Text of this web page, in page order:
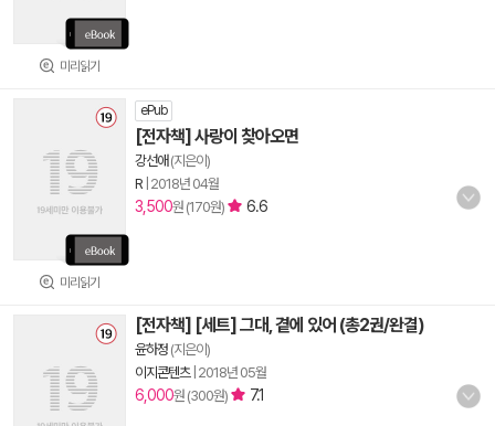
미리읽기
미리읽기
ePub
[전자책] 사랑이 찾아오면
강선애 (지은이)
R 2018년 04월
3,500원 (170원) 6.6
[전자책] [세트] 그대, 곁에 있어 (총2권/완결)
윤하정 (지은이)
이지콘텐츠| 2018년 05월
6,000원 (300원) 7.1